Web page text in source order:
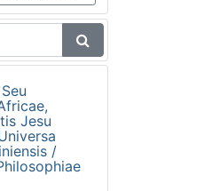
Jesu
/